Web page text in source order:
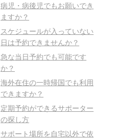
病児・病後児でもお願いでき
ますか？
スケジュールが入っていない
日は予約できませんか？
急な当日予約でも可能です
か？
海外在住の一時帰国でも利用
できますか？
定期予約ができるサポーター
の探し方
サポート場所を自宅以外で依